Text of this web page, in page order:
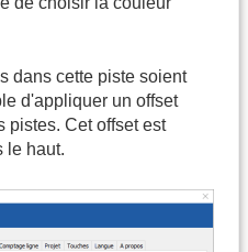
dans cette piste soient
d'appliquer un offset
pistes. Cet offset est
le haut.